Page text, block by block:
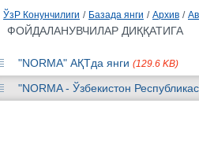
ЎзР Конунчилиги / Базада янги / Архив /
ФОЙДАЛАНУВЧИЛАР ДИҚҚАТИГА
"NORMA" АҚТда янги (129.6 KB)
"NORMA - Ўзбекистон